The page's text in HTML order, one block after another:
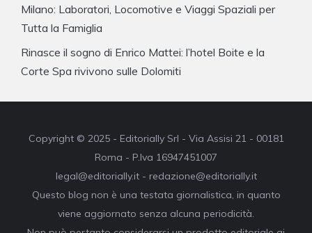
Milano: Laboratori, Locomotive e Viaggi Spaziali per
Tutta la Famiglia
Rinasce il sogno di Enrico Mattei: l’hotel Boite e la
Corte Spa rivivono sulle Dolomiti
Copyright © 2025 - Editorially Srl - Via Assisi 21 - 00181
Roma - P.Iva 16947451007
legal@editorially.it - redazione@editorially.it
Questo blog non è una testata giornalistica, in quanto
viene aggiornato senza alcuna periodicità.